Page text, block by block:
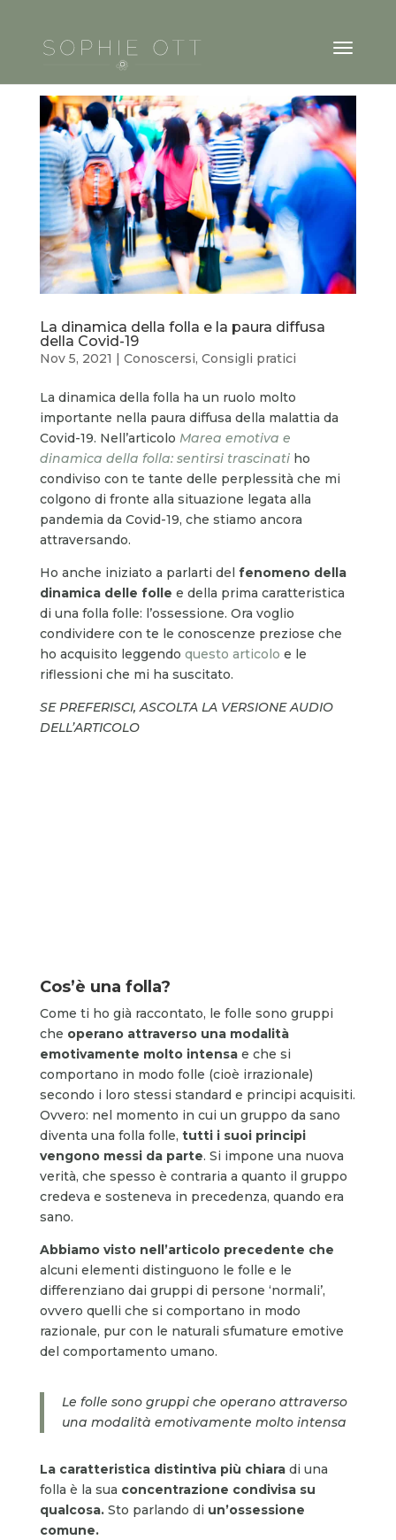
La dinamica della folla e la paura diffusa
della Covid-19
Nov 5, 2021 | Conoscersi, Consigli pratici
La dinamica della folla ha un ruolo molto
importante nella paura diffusa della malattia da
Covid-19. Nell’articolo Marea emotiva e
dinamica della folla: sentirsi trascinatiho
condiviso con te tante delle perplessità che mi
colgono di fronte alla situazione legata alla
pandemia da Covid-19, che stiamo ancora
attraversando.
Ho anche iniziato a parlarti del fenomeno della
dinamica delle folle e della prima caratteristica
di una folla folle: l’ossessione. Ora voglio
condividere con te le conoscenze preziose che
ho acquisito leggendo questo articolo e le
riflessioni che mi ha suscitato.
SE PREFERISCI, ASCOLTA LA VERSIONE AUDIO
DELL’ARTICOLO
Cos’è una folla?
Come ti ho già raccontato, le folle sono gruppi
che operano attraverso una modalità
emotivamente molto intensae che si
comportano in modo folle (cioè irrazionale)
secondo i loro stessi standard e principi acquisiti.
Ovvero: nel momento in cui un gruppo da sano
diventa una folla folle, tutti i suoi principi
vengono messi da parte. Si impone una nuova
verità, che spesso è contraria a quanto il gruppo
credeva e sosteneva in precedenza, quando era
sano.
Abbiamo visto nell’articolo precedente che
alcuni elementi distinguono le folle e le
differenziano dai gruppi di persone ‘normali’,
ovvero quelli che si comportano in modo
razionale, pur con le naturali sfumature emotive
del comportamento umano.
Le folle sono gruppi che operano attraverso
una modalità emotivamente molto intensa
La caratteristica distintiva più chiaradi una
folla è la sua concentrazione condivisa su
qualcosa. Sto parlando di un’ossessione
comune.